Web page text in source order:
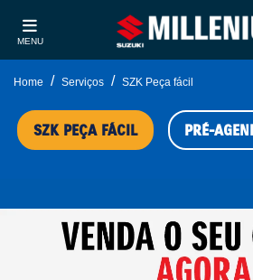
MENU
Home Serviços SZK Peça fácil
PRÉ-
SZK PEÇA FÁCIL